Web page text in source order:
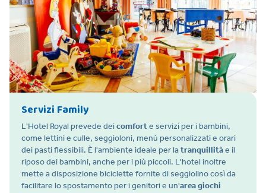
Servizi Family
L'Hotel Royal prevede deicomforte servizi per i bambini,
come lettini e culle, seggioloni, menù personalizzati e orari
dei pasti flessibili. È l'ambiente ideale per la tranquillitàe il
riposo dei bambini, anche per i più piccoli. L'hotel inoltre
mette a disposizione biciclette fornite di seggiolino così da
facilitare lo spostamento per i genitori e un'area giochi